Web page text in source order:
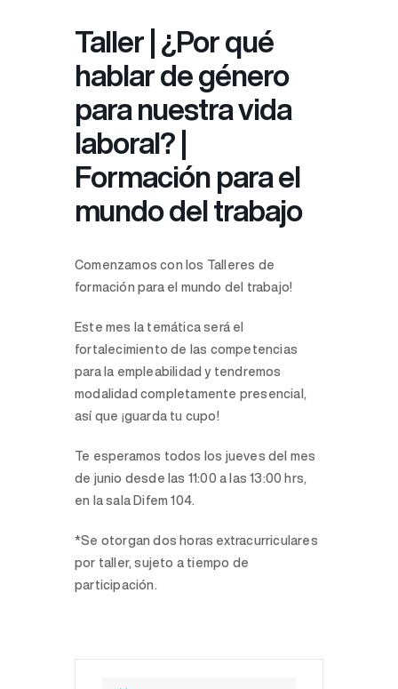
Taller | ¿Por qué
hablar de género
para nuestra vida
laboral? |
Formación para el
mundo del trabajo
Comenzamos con los Talleres de
formación para el mundo del trabajo!
Este mes la temática será el
fortalecimiento de las competencias
para la empleabilidad y tendremos
modalidad completamente presencial,
así que ¡guarda tu cupo!
Te esperamos todos los jueves del mes
de junio desde las 11:00 a las 13:00 hrs,
en la sala Difem 104.
*Se otorgan dos horas extracurriculares
por taller, sujeto a tiempo de
participación.